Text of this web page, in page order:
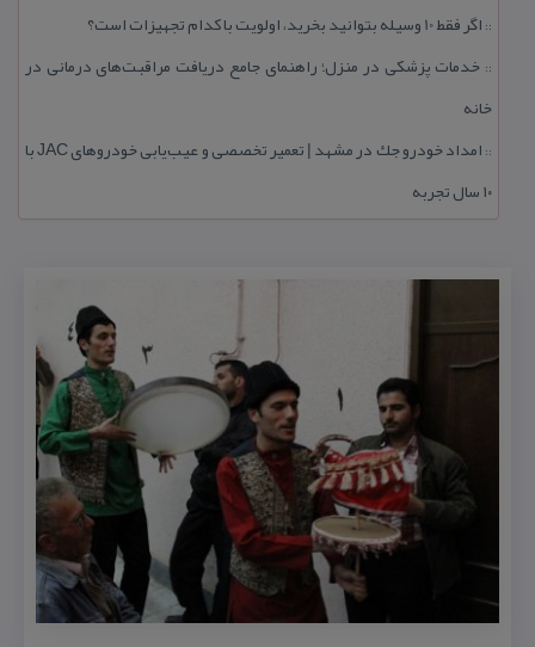
:: اگر فقط 10 وسیله بتوانید بخرید، اولویت با كدام تجهیزات است؟
:: خدمات پزشكی در منزل؛ راهنمای جامع دریافت مراقبت‌های درمانی در
خانه
::
امداد خودرو جك در مشهد | تعمیر تخصصی و عیب‌یابی خودروهای JAC با
۱۰ سال تجربه